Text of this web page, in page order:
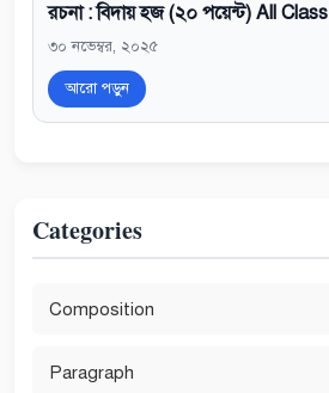
রচনা : বিদায় হজ (২০ পয়েন্ট) All Class
৩০ নভেম্বর, ২০২৫
আরো পড়ুন
Categories
Composition
Paragraph